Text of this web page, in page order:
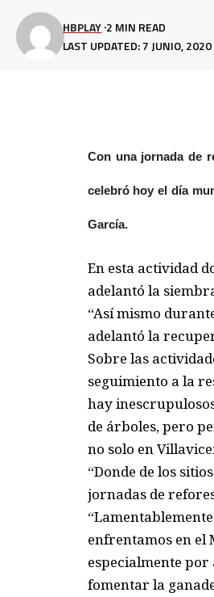
LAST UPDATED: 7 JUNIO,
HBPLAY 2 MIN READ
Con una jornada de
celebró hoy el día
García.
En esta actividad
adelantó la
“Así mismo
adelantó la
Sobre las
seguimiento a la
hay
de árboles, pero
no solo en
“Donde de los
jornadas de
enfrentamos en el
especialmente por
fomentar la